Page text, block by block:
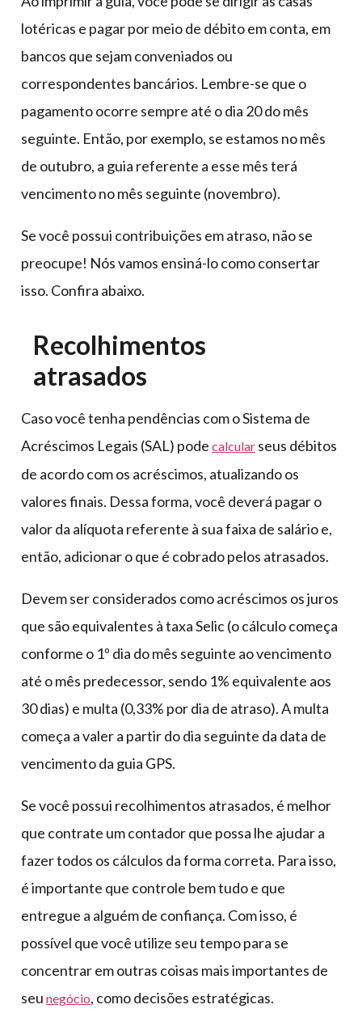
lotéricas e pagar por meio de débito em conta, em
bancos que sejam conveniados ou
correspondentes bancários. Lembre-se que o
pagamento ocorre sempre até o dia 20 do mês
seguinte. Então, por exemplo, se estamos no mês
de outubro, a guia referente a esse mês terá
vencimento no mês seguinte (novembro).
Se você possui contribuições em atraso, não se
preocupe! Nós vamos ensiná-lo como consertar
isso. Confira abaixo.
Recolhimentos
atrasados
Caso você tenha pendências com o Sistema de
Acréscimos Legais (SAL) pode calcular seus débitos
de acordo com os acréscimos, atualizando os
valores finais. Dessa forma, você deverá pagar o
valor da alíquota referente à sua faixa de salário e,
então, adicionar o que é cobrado pelos atrasados.
Devem ser considerados como acréscimos os juros
que são equivalentes à taxa Selic (o cálculo começa
conforme o 1º dia do mês seguinte ao vencimento
até o mês predecessor, sendo 1% equivalente aos
30 dias) e multa (0,33% por dia de atraso). A multa
começa a valer a partir do dia seguinte da data de
vencimento da guia GPS.
Se você possui recolhimentos atrasados, é melhor
que contrate um contador que possa lhe ajudar a
fazer todos os cálculos da forma correta. Para isso,
é importante que controle bem tudo e que
entregue a alguém de confiança. Com isso, é
possível que você utilize seu tempo para se
concentrar em outras coisas mais importantes de
seu negócio, como decisões estratégicas.